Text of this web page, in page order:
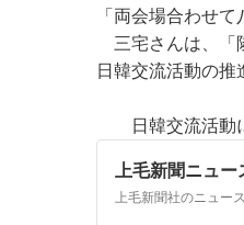
「両会場合わせ
三宅さんは、「
日韓交流活動の推
日韓交流活動
上毛新聞ニュー